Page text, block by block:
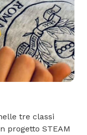
tre classi
progetto STEAM